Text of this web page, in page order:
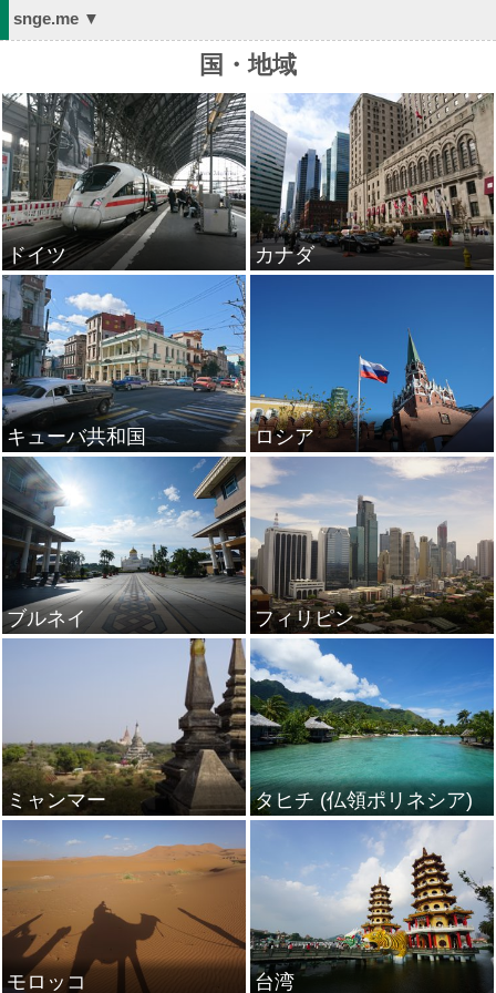
snge.me ▼
国・地域
ドイツ カナダ
キューバ共和国 ロシア
ブルネイ フィリピン
ミャンマー タヒチ (仏領ポリネシア)
モロッコ 台湾